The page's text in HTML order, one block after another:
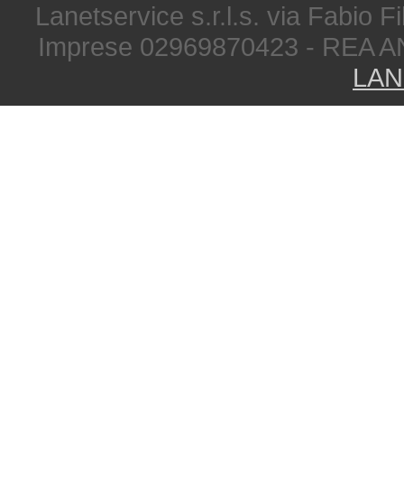
Lanetservice s.r.l.s. via Fabio
Imprese 02969870423 - REA